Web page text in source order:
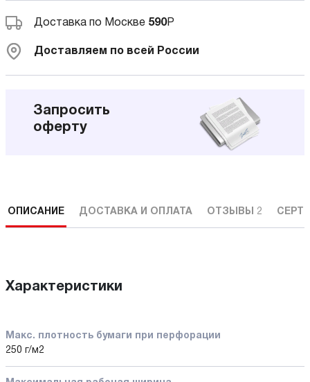
Доставка по Москве 590Р
Доставляем по всей России
Запросить
оферту
ОПИСАНИЕ ДОСТАВКА И ОПЛАТА ОТЗЫВЫ 2
Характеристики
Макс. плотность бумаги при перфорации
250 г/м2